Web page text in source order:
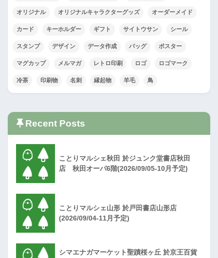
オリジナル オリジナルキャラクターグッズ オーダーメイド
カード キーホルダー ギフト サイトウサン シール
スタンプ デザイン データ作成 バッグ ポスター
マグカップ メルマガ レトロ印刷 ロゴ ロゴマーク
冷茶 印刷物 名刺 縁起物 羊毛 鳥
Recent Posts
ことりマルシェ秋田 於ジュンク堂書店秋田
店 秋田オーパ6階(2026/09/05-10月予定)
ことりマルシェ山形 於戸田書店山形店
(2026/09/04-11月予定)
シマエナガマーケット聖蹟桜ヶ丘 於京王百貨